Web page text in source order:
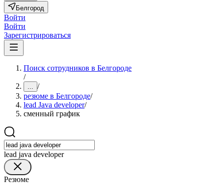
Белгород
Войти
Войти
Зарегистрироваться
Поиск сотрудников в Белгороде
/
... /
резюме в Белгороде/
lead Java developer/
сменный график
lead java developer
Резюме